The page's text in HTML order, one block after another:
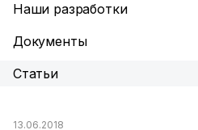
Наши разработки
Документы
Статьи
13.06.2018